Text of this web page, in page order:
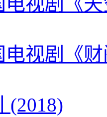
电视剧《
(2018)